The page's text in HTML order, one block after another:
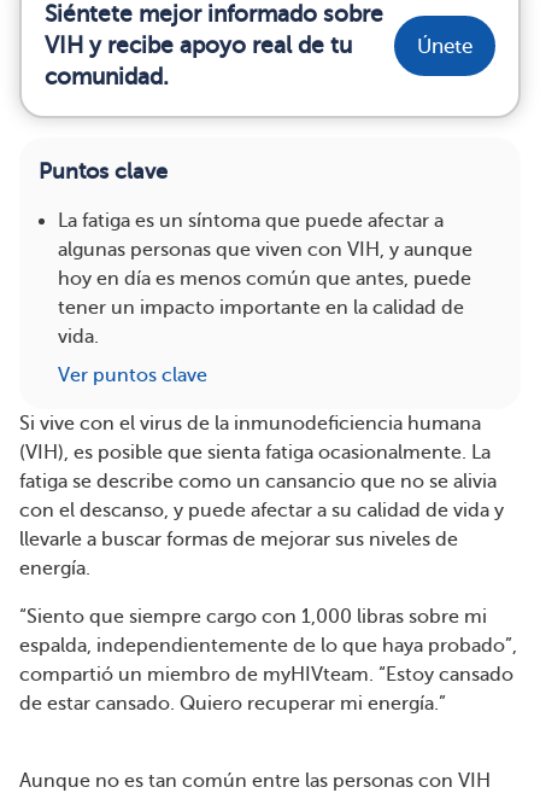
Siéntete mejor informado sobre
VIH y recibe apoyo real de tu
comunidad.
Únete
Puntos clave
La fatiga es un síntoma que puede afectar a
algunas personas que viven con VIH, y aunque
hoy en día es menos común que antes, puede
tener un impacto importante en la calidad de
vida.
Ver puntos clave
Si vive con el virus de la inmunodeficiencia humana
(VIH), es posible que sienta fatiga ocasionalmente. La
fatiga se describe como un cansancio que no se alivia
con el descanso, y puede afectar a su calidad de vida y
llevarle a buscar formas de mejorar sus niveles de
energía.
“Siento que siempre cargo con 1,000 libras sobre mi
espalda, independientemente de lo que haya probado”,
compartió un miembro de myHIVteam. “Estoy cansado
de estar cansado. Quiero recuperar mi energía.”
Aunque no es tan común entre las personas con VIH